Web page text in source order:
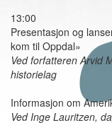
13:00
Presentasjon og
kom til Oppdal»
Ved forfatteren Arvid
historielag
Informasjon om
Ved Inge Lauritzen,